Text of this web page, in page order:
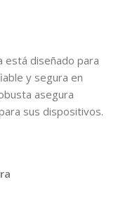
está diseñado para
y segura en
asegura
sus dispositivos.